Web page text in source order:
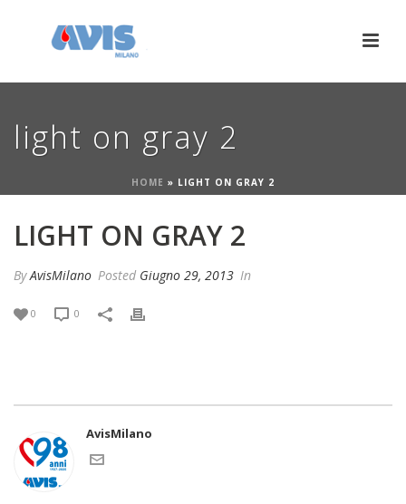
light on gray 2
HOME » LIGHT ON GRAY 2
LIGHT ON GRAY 2
ByAvisMilano Posted Giugno 29, 2013 In
0 0
AvisMilano